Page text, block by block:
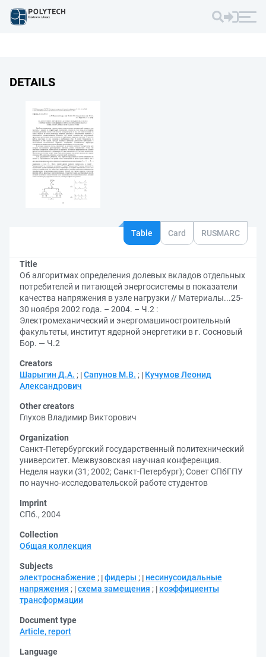
DETAILS
Table Card RUSMARC
Title
Об алгоритмах определения долевых вкладов отдельных
потребителей и питающей энергосистемы в показатели
качества напряжения в узле нагрузки // Материалы...25-
30 ноября 2002 года. – 2004. – Ч.2 :
Электромеханический и энергомашиностроительный
факультеты, институт ядерной энергетики в г. Сосновый
Бор. — Ч.2
Creators
Шарыгин Д.А. ; Сапунов М.В. ;
Кучумов Леонид
Александрович
Other creators
Глухов Владимир Викторович
Organization
Санкт-Петербургский государственный политехнический
университет. Межвузовская научная конференция.
Неделя науки (31; 2002; Санкт-Петербург);Совет СПбГПУ
по научно-исследовательской работе студентов
Imprint
СПб., 2004
Collection
Общая коллекция
Subjects
электроснабжение ; фидеры ;
несинусоидальные
напряжения ; схема замещения ;
коэффициенты
трансформации
Document type
Article, report
Language